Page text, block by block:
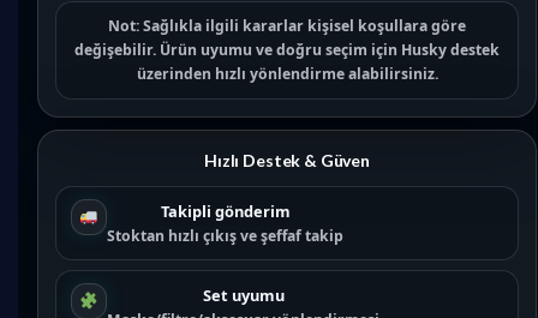
Not:Sağlıkla ilgili kararlar kişisel koşullara göre
değişebilir. Ürün uyumu ve doğru seçim için Husky destek
üzerinden hızlı yönlendirme alabilirsiniz.
Hızlı Destek & Güven
Takipli gönderim
Stoktan hızlı çıkış ve şeffaf takip
Set uyumu